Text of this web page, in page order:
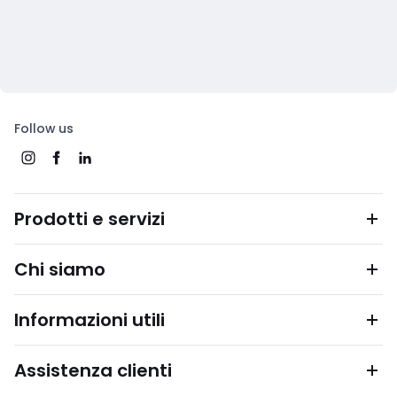
Follow us
Prodotti e servizi
Chi siamo
Informazioni utili
Assistenza clienti